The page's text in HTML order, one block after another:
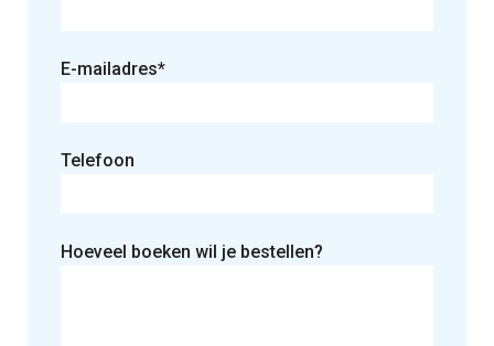
E-mailadres*
Telefoon
Hoeveel boeken wil je bestellen?